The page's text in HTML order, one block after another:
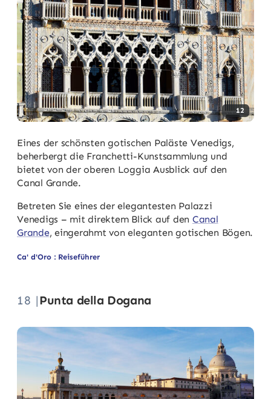
12
Eines der schönsten gotischen Paläste Venedigs,
beherbergt die Franchetti-Kunstsammlung und
bietet von der oberen Loggia Ausblick auf den
Canal Grande.
Betreten Sie eines der elegantesten Palazzi
Venedigs – mit direktem Blick auf den Canal
Grande, eingerahmt von eleganten gotischen Bögen.
Ca' d'Oro : Reiseführer
18 |Punta della Dogana